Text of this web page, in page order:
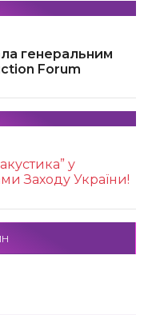
генеральним
Forum
у
Заходу України!